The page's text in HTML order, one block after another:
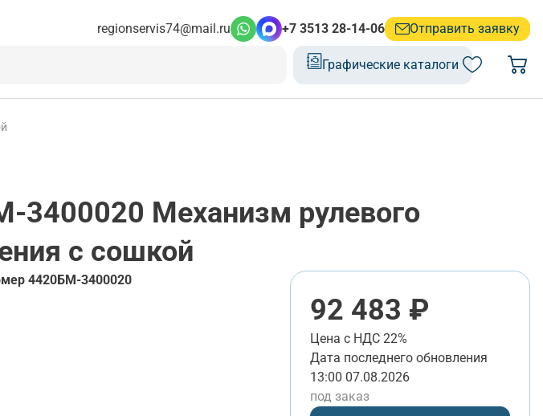
regionservis74@mail.ru +7 3513 28-14-06 Отправить заявку
Графические каталоги
3400020 Механизм рулевого
с сошкой
4420БМ-3400020
92 483 ₽
Цена с НДС 22%
Дата последнего обновления
13:00 07.08.2026
под заказ